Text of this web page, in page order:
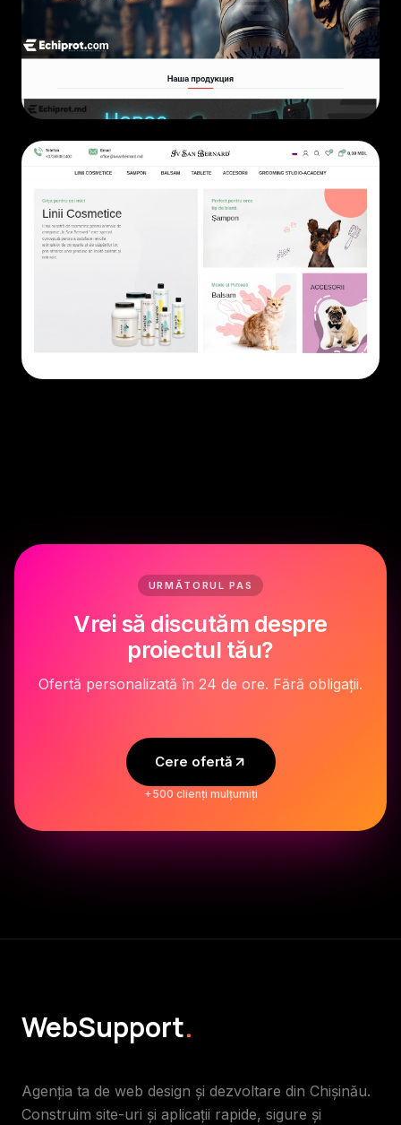
ECOMMERCE • 2019
ECOMMERCE
URMĂTORUL PAS
Vrei să discutăm despre
proiectul tău?
Ofertă personalizată în 24 de ore. Fără obligații.
Cere ofertă
+500 clienți mulțumiți
WebSupport.
Agenția ta de web design și dezvoltare din Chișinău.
Construim site-uri și aplicații rapide, sigure și